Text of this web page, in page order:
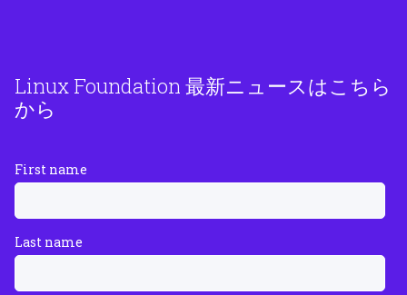
Linux Foundation 最新ニュースはこちら
から
First name
Last name